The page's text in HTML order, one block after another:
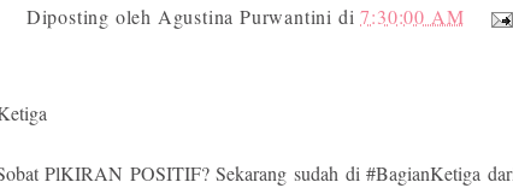
Diposting oleh Agustina Purwantini di7:30:00 AM
PlKIRAN POSITIF? Sekarang sudah di #BagianKetiga